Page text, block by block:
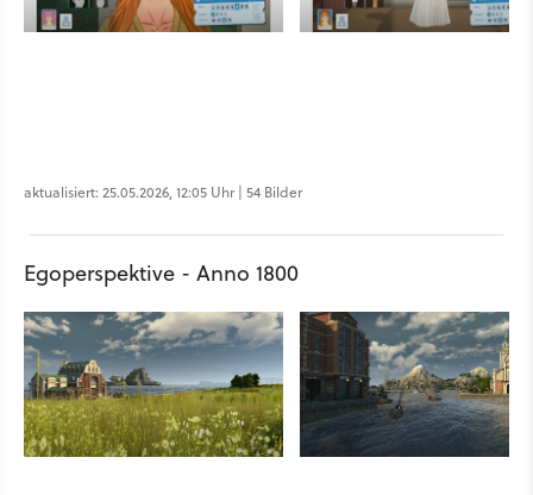
aktualisiert: 25.05.2026, 12:05 Uhr | 54 Bilder
Egoperspektive - Anno 1800